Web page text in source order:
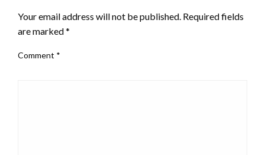
Your email address will not be published. Required fields
are marked*
Comment *